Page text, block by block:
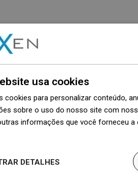
usa cookies
cookies para personalizar conteúdo,
sobre o uso do nosso site com
informações que você forneceu
DETALHES